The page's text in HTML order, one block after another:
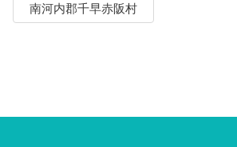
南河内郡千早赤阪村